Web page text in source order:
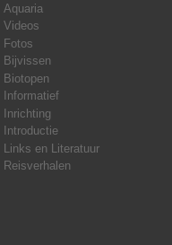
Aquaria
Videos
Fotos
Bijvissen
Biotopen
Informatief
Inrichting
Introductie
Links en Literatuur
Reisverhalen